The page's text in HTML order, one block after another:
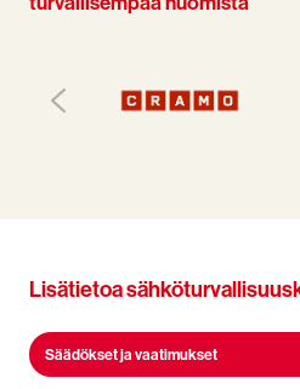
Lisätietoa
Säädökset ja vaatimukset